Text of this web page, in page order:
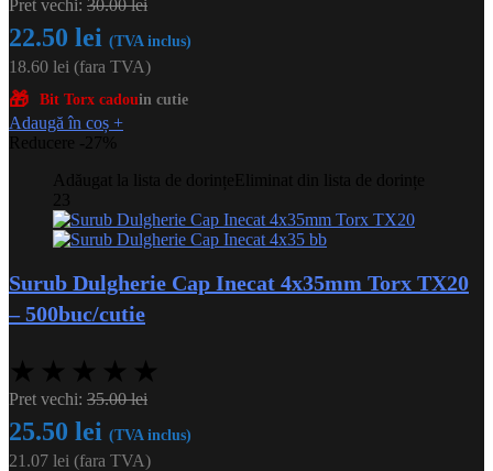
Pret vechi: 30.00lei
22.50 lei (TVA inclus)
18.60 lei (fara TVA)
🎁 Bit Torx cadouin cutie
Adaugă în coș +
Reducere -27%
Adăugat la lista de dorințeEliminat din lista de dorințe
23
Surub Dulgherie Cap Inecat 4x35mm Torx TX20
– 500buc/cutie
★ ★ ★ ★ ★
Pret vechi: 35.00lei
25.50 lei (TVA inclus)
21.07 lei (fara TVA)